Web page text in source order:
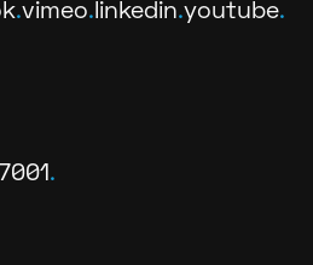
.vimeo. linkedin.youtube.
.